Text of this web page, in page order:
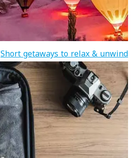
Short getaways to relax & unwind